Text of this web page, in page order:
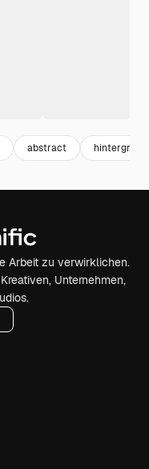
abstract
Arbeit zu verwirklichen.
Unternehmen,